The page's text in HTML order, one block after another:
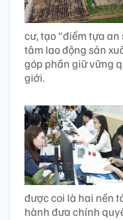
cư, tạo "điểm tựa
tâm lao động sản
góp phần giữ vững
giới.
được coi là hai nền
hành đưa chính